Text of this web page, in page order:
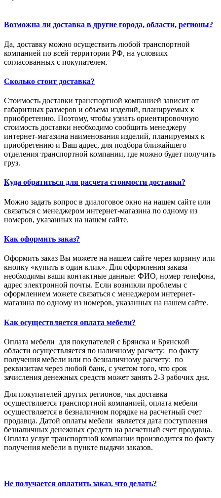
Возможна ли доставка в другие города, области, регионы?
Да, доставку можно осуществить любой транспортной
компанией по всей территории РФ, на условиях
согласованных с покупателем.
Сколько стоит доставка?
Стоимость доставки транспортной компанией зависит от
габаритных размеров и объема изделий, планируемых к
приобретению. Поэтому, чтобы узнать ориентировочную
стоимость доставки необходимо сообщить менеджеру
интернет-магазина наименования изделий, планируемых к
приобретению и Ваш адрес, для подбора ближайшего
отделения транспортной компании, где можно будет получить
груз.
Куда обратиться для расчета стоимости доставки?
Можно задать вопрос в диалоговое окно на нашем сайте или
связаться с менеджером интернет-магазина по одному из
номеров, указанных на нашем сайте.
Как оформить заказ?
Оформить заказ Вы можете на нашем сайте через корзину или
кнопку «купить в один клик». Для оформления заказа
необходимы ваши контактные данные: ФИО, номер телефона,
адрес электронной почты. Если возникли проблемы с
оформлением можете связаться с менеджером интернет-
магазина по одному из номеров, указанных на нашем сайте.
Как осуществляется оплата мебели?
Оплата мебели для покупателей с Брянска и Брянской
области осуществляется по наличному расчету: по факту
получения мебели или по безналичному расчету: по
реквизитам через любой банк, с учетом того, что срок
зачисления денежных средств может занять 2-3 рабочих дня.
Для покупателей других регионов, чья доставка
осуществляется транспортной компанией, оплата мебели
осуществляется в безналичном порядке на расчетный счет
продавца. Датой оплаты мебели является дата поступления
безналичных денежных средств на расчетный счет продавца.
Оплата услуг транспортной компании производится по факту
получения мебели в пункте выдачи заказов.
Не получается оплатить заказ, что делать?